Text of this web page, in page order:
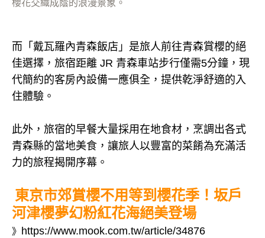
櫻花交織成蔭的浪漫景象。
而「戴瓦羅內青森飯店」是旅人前往青森賞櫻的絕
佳選擇，旅宿距離 JR 青森車站步行僅需5分鐘，現
代簡約的客房內設備一應俱全，提供乾淨舒適的入
住體驗。
此外，旅宿的早餐大量採用在地食材，烹調出各式
青森縣的當地美食，讓旅人以豐富的菜餚為充滿活
力的旅程揭開序幕。
東京市郊賞櫻不用等到櫻花季！坂戶
河津櫻夢幻粉紅花海絕美登場
》 https://www.mook.com.tw/article/34876